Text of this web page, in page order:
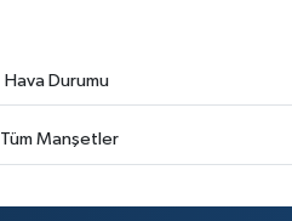
Hava Durumu
Tüm Manşetler